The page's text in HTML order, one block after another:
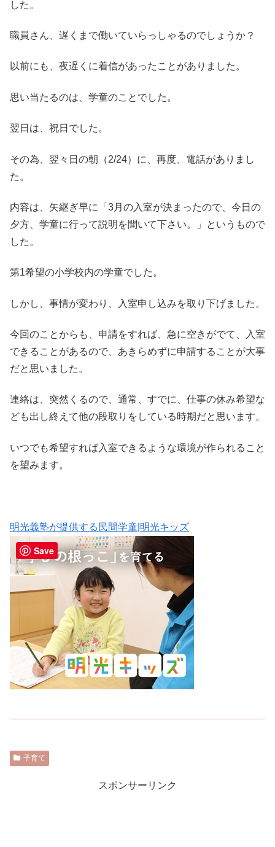
した。
職員さん、遅くまで働いていらっしゃるのでしょうか？
以前にも、夜遅くに着信があったことがありました。
思い当たるのは、学童のことでした。
翌日は、祝日でした。
その為、翌々日の朝（2/24）に、再度、電話がありまし
た。
内容は、矢継ぎ早に「3月の入室が決まったので、今日の
夕方、学童に行って説明を聞いて下さい。」というもので
した。
第1希望の小学校内の学童でした。
しかし、事情が変わり、入室申し込みを取り下げました。
今回のことからも、申請をすれば、急に空きがでて、入室
できることがあるので、あきらめずに申請することが大事
だと思いました。
連絡は、突然くるので、通常、すでに、仕事の休み希望な
ども出し終えて他の段取りをしている時期だと思います。
いつでも希望すれば入室できるような環境が作られること
を望みます。
明光義塾が提供する民間学童|明光キッズ
子育て
スポンサーリンク
Save